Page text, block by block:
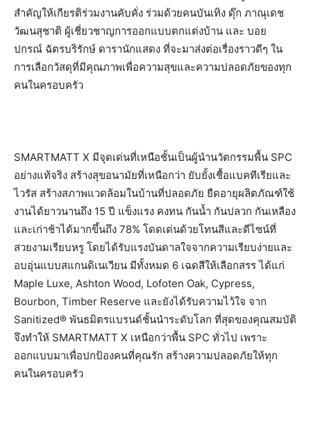
สำคัญให้เกียรติร่วมงานคับคั่ง ร่วมด้วยคนบันเทิง ดุ๊ก ภาณุเดช
วัฒนสุชาติ ผู้เชี่ยวชาญการออกแบบตกแต่งบ้าน และ บอย
ปกรณ์ ฉัตรบริรักษ์ ดารานักแสดง ที่จะมาส่งต่อเรื่องราวดีๆ ใน
การเลือกวัสดุที่มีคุณภาพเพื่อความสุขและความปลอดภัยของทุก
คนในครอบครัว
SMARTMATT X มีจุดเด่นที่เหนือชั้นเป็นผู้นำนวัตกรรมพื้น SPC
อย่างแท้จริง สร้างสุขอนามัยที่เหนือกว่า ยับยั้งเชื้อแบคทีเรียและ
ไวรัส สร้างสภาพแวดล้อมในบ้านที่ปลอดภัย ยืดอายุผลิตภัณฑ์ใช้
งานได้ยาวนานถึง 15 ปี แข็งแรง คงทน กันน้ำ กันปลวก กันเหลือง
และเก่าช้าได้มากขึ้นถึง 78% โดดเด่นด้วยโทนสีและดีไซน์ที่
สวยงามเรียบหรู โดยได้รับแรงบันดาลใจจากความเรียบง่ายและ
อบอุ่นแบบสแกนดิเนเวียน มีทั้งหมด 6 เฉดสีให้เลือกสรร ได้แก่
Maple Luxe, Ashton Wood, Lofoten Oak, Cypress,
Bourbon, Timber Reserve และยังได้รับความไว้ใจ จาก
Sanitized® พันธมิตรแบรนด์ชั้นนำระดับโลก ที่สุดของคุณสมบัติ
จึงทำให้ SMARTMATT X เหนือกว่าพื้น SPC ทั่วไป เพราะ
ออกแบบมาเพื่อปกป้องคนที่คุณรัก สร้างความปลอดภัยให้ทุก
คนในครอบครัว